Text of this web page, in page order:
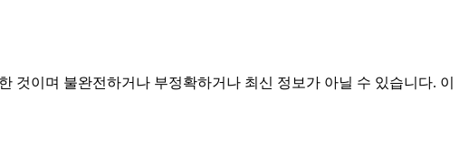
것이며 불완전하거나 부정확하거나 최신 정보가 아닐 수 있습니다. 이